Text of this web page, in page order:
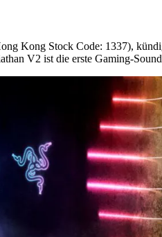
Kong Stock Code: 1337),
V2 ist die erste Gaming-